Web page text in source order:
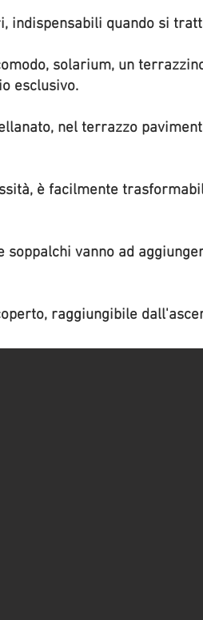
indispensabili quando si
solarium, un
esclusivo.
nel terrazzo
è facilmente
vanno ad
raggiungibile